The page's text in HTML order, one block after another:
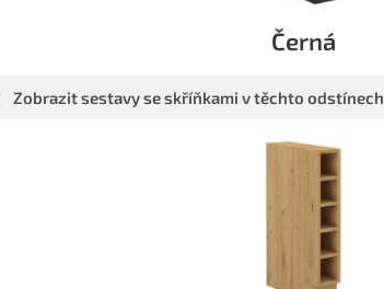
Černá
Zobrazit sestavy se skříňkami v těchto odstínech